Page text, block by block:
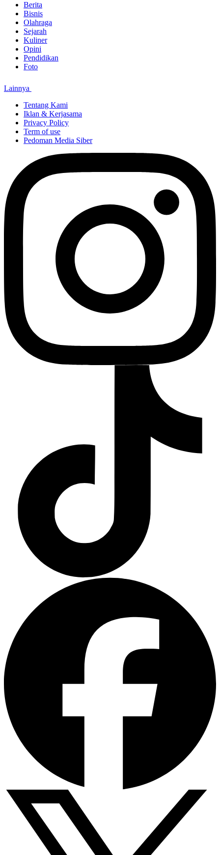
Berita
Bisnis
Olahraga
Sejarah
Kuliner
Opini
Pendidikan
Foto
Lainnya
Tentang Kami
Iklan & Kerjasama
Privacy Policy
Term of use
Pedoman Media Siber